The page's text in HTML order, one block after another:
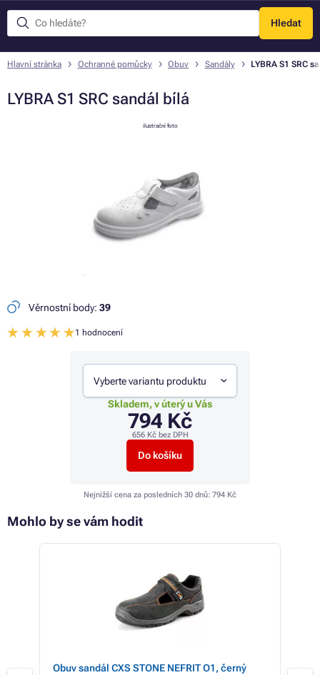
Hledat
Menu
Hlavní stránka Ochranné pomůcky Obuv Sandály LYBRA S1 SRC
LYBRA S1 SRC sandál bílá
ilustrační foto
Věrnostní body: 39
1 hodnocení
Vyberte variantu produktu
Skladem, v úterý u Vás
794 Kč
656 Kčbez DPH
Do košíku
Nejnižší cena za posledních 30 dnů: 794 Kč
Mohlo by se vám hodit
Obuv sandál CXS STONE NEFRIT O1, černý